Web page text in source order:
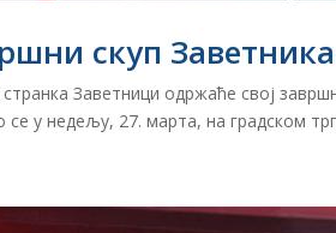
скуп
странка Заветници одржаће свој
се у недељу, 27. марта, на градском